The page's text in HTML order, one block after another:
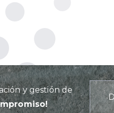
y gestión de